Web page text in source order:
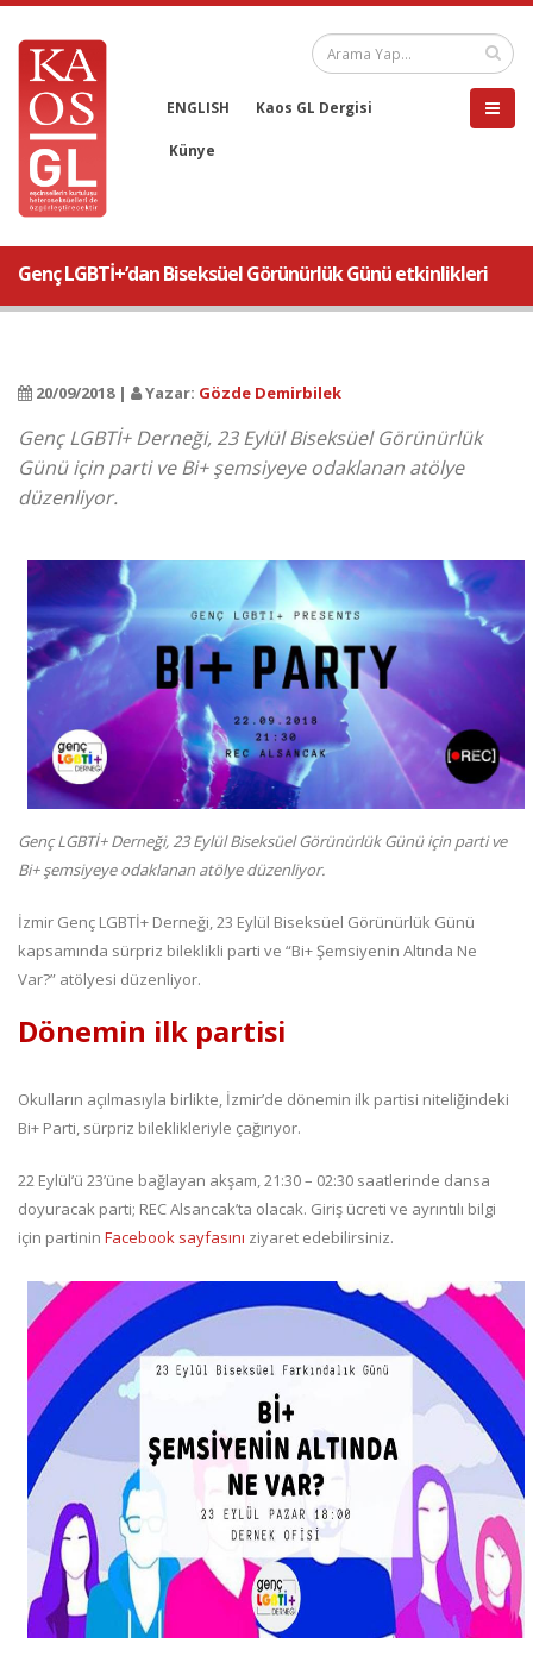
ENGLISH Kaos GL Dergisi
Künye
Genç LGBTİ+’dan Biseksüel Görünürlük Günü etkinlikleri
20/09/2018 | Yazar: Gözde Demirbilek
Genç LGBTİ+ Derneği, 23 Eylül Biseksüel Görünürlük
Günü için parti ve Bi+ şemsiyeye odaklanan atölye
düzenliyor.
Genç LGBTİ+ Derneği, 23 Eylül Biseksüel Görünürlük Günü için parti ve
Bi+ şemsiyeye odaklanan atölye düzenliyor.
İzmir Genç LGBTİ+ Derneği, 23 Eylül Biseksüel Görünürlük Günü
kapsamında sürpriz bileklikli parti ve “Bi+ Şemsiyenin Altında Ne
Var?” atölyesi düzenliyor.
Dönemin ilk partisi
Okulların açılmasıyla birlikte, İzmir’de dönemin ilk partisi niteliğindeki
Bi+ Parti, sürpriz bileklikleriyle çağırıyor.
22 Eylül’ü 23’üne bağlayan akşam, 21:30 – 02:30 saatlerinde dansa
doyuracak parti; REC Alsancak’ta olacak. Giriş ücreti ve ayrıntılı bilgi
için partinin Facebook sayfasını ziyaret edebilirsiniz.